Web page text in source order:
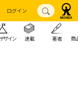
ログイン
ザイン 連載 著者 商